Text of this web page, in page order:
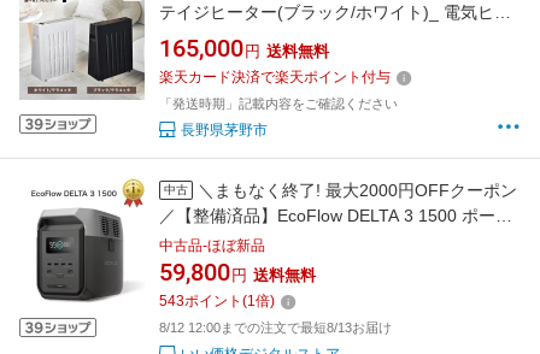
テイジヒーター(ブラック/ホワイト)_ 電気ヒー
ター ヒーター 電気暖房機 ユーレックス スタン
ダードモデル 暖房 国産 家電 電化製品 季節家電
冬物 タイマー エコ運転 チャイルドロック 輻射
対流式 長野県 茅野市 【G1549131】
165,000 円 送料無料
楽天カード決済で楽天ポイント付与
「発送時期」記載内容をご確認ください
長野県茅野市
中古
＼まもなく終了! 最大2000円OFFクーポン
／【整備済品】EcoFlow DELTA 3 1500 ポータ
ブル電源 1536Wh 大容量モデル ぽーたふる電
源 リン酸鉄リチウムイオン 家庭用蓄電池 車中
泊 アウトドア キャンプ 防災グッズ エコフロー
中古品-ほぼ新品
59,800 円 送料無料
543ポイント (1 倍)
8/12 12:00までの注文で最短8/13お届け